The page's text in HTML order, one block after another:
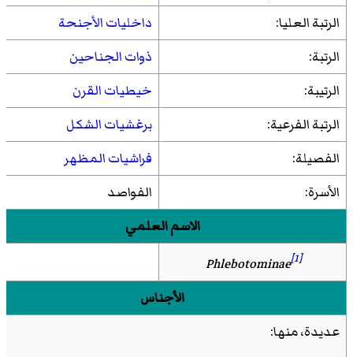
الرتبة العليا:
داخليات الأجنحة
الرتبة:
ذوات الجناحين
الرتيبة:
خيطيات القرن
الرتبة الفرعية:
برغشيات الشكل
الفصيلة:
فراشيات المظهر
الأسرة:
الفواصد
الاسم العلمي
Phlebotominae[1]
الأجناس
عديدة، منها: